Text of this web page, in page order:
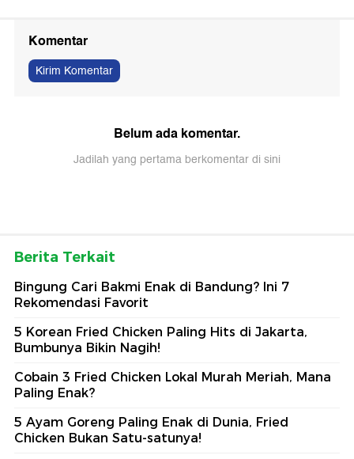
Komentar
Kirim Komentar
Belum ada komentar.
Jadilah yang pertama berkomentar di sini
Berita Terkait
Bingung Cari Bakmi Enak di Bandung? Ini 7
Rekomendasi Favorit
5 Korean Fried Chicken Paling Hits di Jakarta,
Bumbunya Bikin Nagih!
Cobain 3 Fried Chicken Lokal Murah Meriah, Mana
Paling Enak?
5 Ayam Goreng Paling Enak di Dunia, Fried
Chicken Bukan Satu-satunya!